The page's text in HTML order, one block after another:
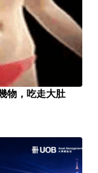
物，吃走大肚